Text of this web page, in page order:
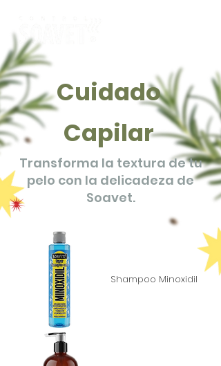
Transforma la textura de tu
pelo con la delicadeza de
Soavet.
Cuidado
Capilar
Shampoo Minoxidil